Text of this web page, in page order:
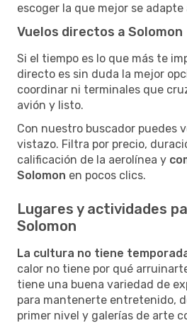
escoger la que mejor se adapte
Vuelos directos a Solomon
Si el tiempo es lo que más te
directo es sin duda la mejor
coordinar ni terminales que
avión y listo.
Con nuestro buscador puedes
vistazo. Filtra por precio,
calificación de la aerolínea y
Solomon en pocos clics.
Lugares y actividades
Solomon
La cultura no tiene
calor no tiene por qué
tiene una buena variedad de
para mantenerte entretenido,
primer nivel y galerías de arte